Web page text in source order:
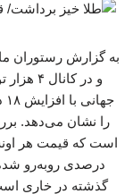
به گزارش رستوران
و در
را نشان می‌دهد.
درصدی روبه‌رو